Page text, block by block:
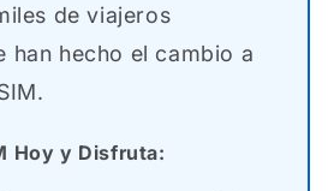
de viajeros
han hecho el cambio a
Hoy y Disfruta: